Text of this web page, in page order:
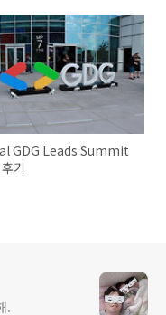
GDG Leads Summit
기
.